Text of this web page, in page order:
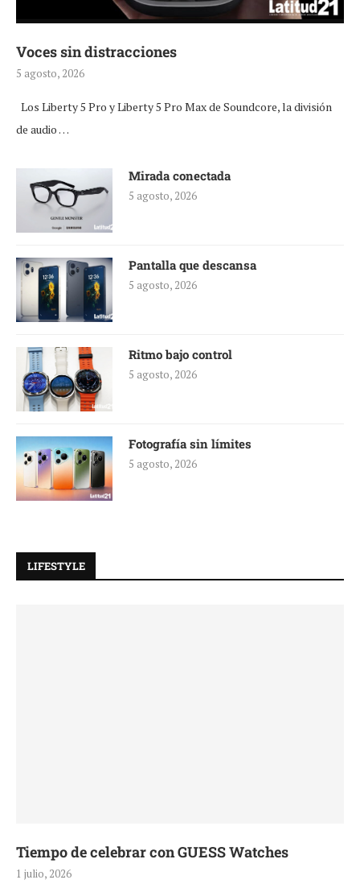
Voces sin distracciones
5 agosto, 2026
Los Liberty 5 Pro y Liberty 5 Pro Max de Soundcore, la división
de audio …
Mirada conectada
5 agosto, 2026
Pantalla que descansa
5 agosto, 2026
Ritmo bajo control
5 agosto, 2026
Fotografía sin límites
5 agosto, 2026
LIFESTYLE
Tiempo de celebrar con GUESS Watches
1 julio, 2026